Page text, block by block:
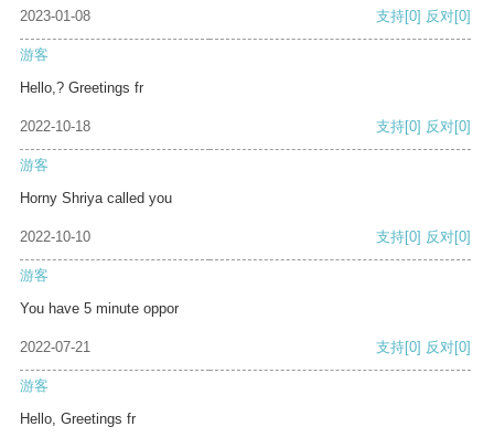
2023-01-08 支持[0] 反对[0]
游客
Hello,? Greetings fr
2022-10-18 支持[0] 反对[0]
游客
Horny Shriya called you
2022-10-10 支持[0] 反对[0]
游客
You have 5 minute oppor
2022-07-21 支持[0] 反对[0]
游客
Hello, Greetings fr